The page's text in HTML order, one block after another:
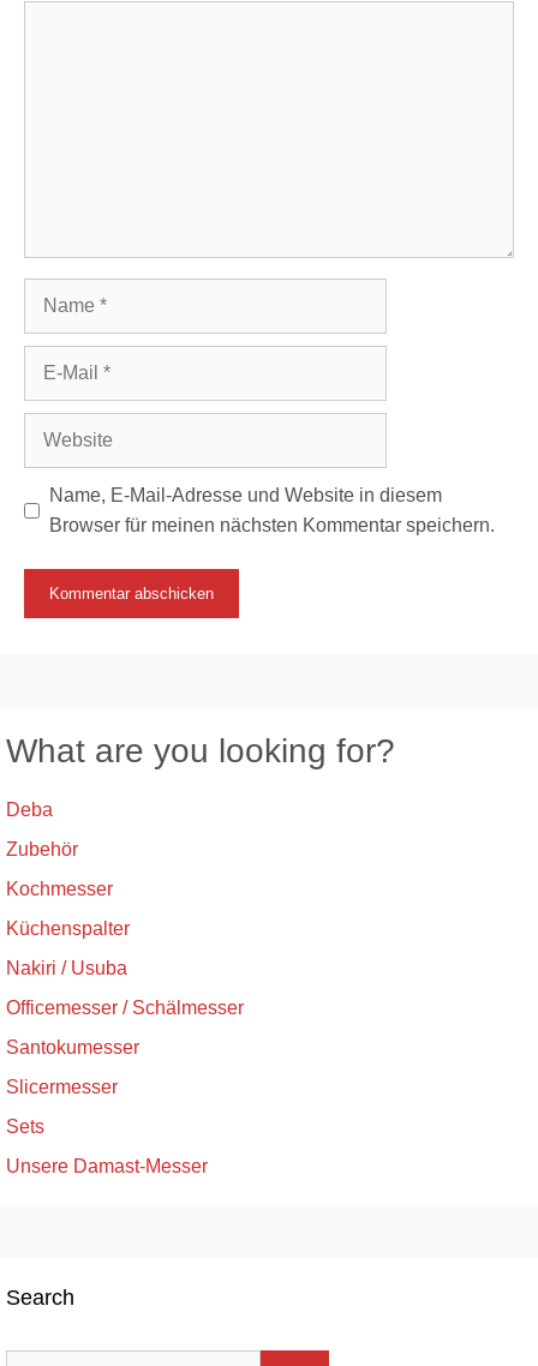
Name, E-Mail-Adresse und Website in diesem
Browser für meinen nächsten Kommentar speichern.
What are you looking for?
Deba
Zubehör
Kochmesser
Küchenspalter
Nakiri / Usuba
Officemesser / Schälmesser
Santokumesser
Slicermesser
Sets
Unsere Damast-Messer
Search